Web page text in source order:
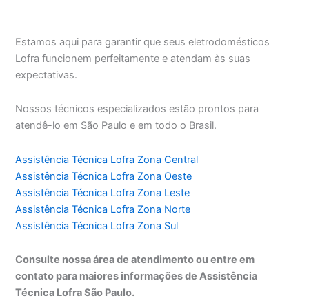
Estamos aqui para garantir que seus eletrodomésticos
Lofra funcionem perfeitamente e atendam às suas
expectativas.
Nossos técnicos especializados estão prontos para
atendê-lo em São Paulo e em todo o Brasil.
Assistência Técnica Lofra Zona Central
Assistência Técnica Lofra Zona Oeste
Assistência Técnica Lofra Zona Leste
Assistência Técnica Lofra Zona Norte
Assistência Técnica Lofra Zona Sul
Consulte nossa área de atendimento ou entre em
contato para maiores informações de Assistência
Técnica Lofra São Paulo.